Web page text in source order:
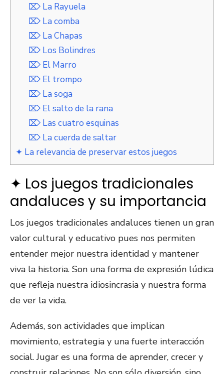
⌦ La Rayuela
⌦ La comba
⌦ La Chapas
⌦ Los Bolindres
⌦ El Marro
⌦ El trompo
⌦ La soga
⌦ El salto de la rana
⌦ Las cuatro esquinas
⌦ La cuerda de saltar
✦ La relevancia de preservar estos juegos
✦ Los juegos tradicionales
andaluces y su importancia
Los juegos tradicionales andaluces tienen un gran
valor cultural y educativo pues nos permiten
entender mejor nuestra identidad y mantener
viva la historia. Son una forma de expresión lúdica
que refleja nuestra idiosincrasia y nuestra forma
de ver la vida.
Además, son actividades que implican
movimiento, estrategia y una fuerte interacción
social. Jugar es una forma de aprender, crecer y